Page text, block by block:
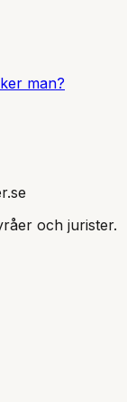
man?
och jurister.